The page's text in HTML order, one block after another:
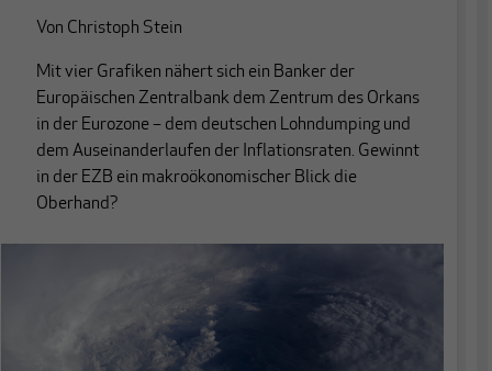
Von Christoph Stein
Mit vier Grafiken nähert sich ein Banker der
Europäischen Zentralbank dem Zentrum des Orkans
in der Eurozone – dem deutschen Lohndumping und
dem Auseinanderlaufen der Inflationsraten. Gewinnt
in der EZB ein makroökonomischer Blick die
Oberhand?